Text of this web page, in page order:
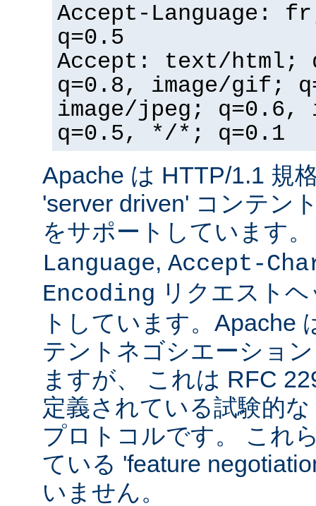
Accept-Language:
q=0.5
Accept: text/html;
q=0.8, image/gif;
image/jpeg; q=0.6,
q=0.5, */*; q=0.1
Apache は HTTP/1.1 規
'server driven' コンテン
をサポートしています
Language, Accept-
Encoding リクエスト
トしています。Apache
テントネゴシエーショ
ますが、 これは RFC
定義されている試験的
プロトコルです。 これ
ている 'feature
いません。